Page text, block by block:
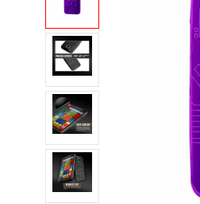
Animales y mascotas
Ferretería y autos
Ropa, calzado y accesorios
Mamá y bebé
Salud, belleza y cuidado personal
Joyería y relojes
Juegos y juguetes
Libros, revistas y comics
Películas, series de tv y música